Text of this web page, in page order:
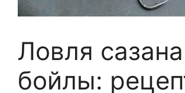
Ловля
бойлы: